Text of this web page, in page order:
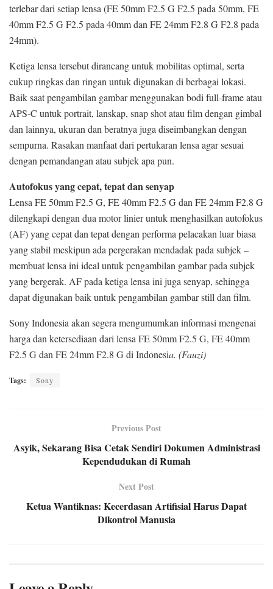
terlebar dari setiap lensa (FE 50mm F2.5 G F2.5 pada 50mm, FE
40mm F2.5 G F2.5 pada 40mm dan FE 24mm F2.8 G F2.8 pada
24mm).
Ketiga lensa tersebut dirancang untuk mobilitas optimal, serta
cukup ringkas dan ringan untuk digunakan di berbagai lokasi.
Baik saat pengambilan gambar menggunakan bodi full-frame atau
APS-C untuk portrait, lanskap, snap shot atau film dengan gimbal
dan lainnya, ukuran dan beratnya juga diseimbangkan dengan
sempurna. Rasakan manfaat dari pertukaran lensa agar sesuai
dengan pemandangan atau subjek apa pun.
Autofokus yang cepat, tepat dan senyap
Lensa FE 50mm F2.5 G, FE 40mm F2.5 G dan FE 24mm F2.8 G
dilengkapi dengan dua motor linier untuk menghasilkan autofokus
(AF) yang cepat dan tepat dengan performa pelacakan luar biasa
yang stabil meskipun ada pergerakan mendadak pada subjek –
membuat lensa ini ideal untuk pengambilan gambar pada subjek
yang bergerak. AF pada ketiga lensa ini juga senyap, sehingga
dapat digunakan baik untuk pengambilan gambar still dan film.
Sony Indonesia akan segera mengumumkan informasi mengenai
harga dan ketersediaan dari lensa FE 50mm F2.5 G, FE 40mm
F2.5 G dan FE 24mm F2.8 G di Indonesia. (Fauzi)
Tags: Sony
Previous Post
Asyik, Sekarang Bisa Cetak Sendiri Dokumen Administrasi
Kependudukan di Rumah
Next Post
Ketua Wantiknas: Kecerdasan Artifisial Harus Dapat
Dikontrol Manusia